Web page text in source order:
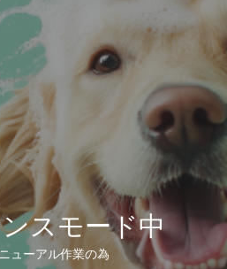
スモード中
ューアル作業の為